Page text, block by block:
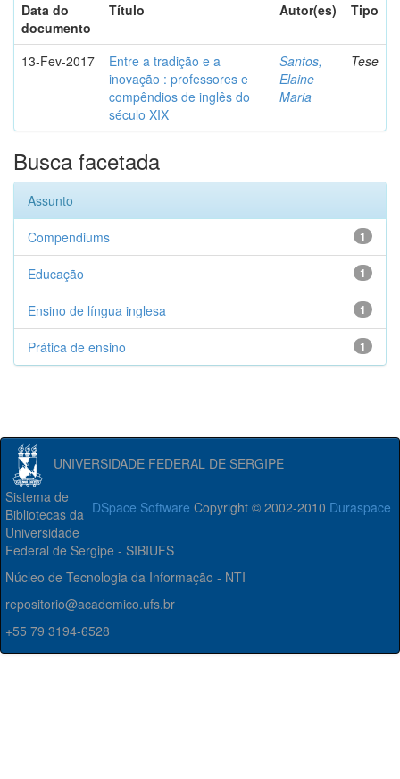
Data do
documento
Título Autor(es) Tipo
13-Fev-2017
Entre a tradição e a
inovação : professores e
compêndios de inglês do
século XIX
Santos,
Elaine
Maria
Tese
Busca facetada
Assunto
1
Compendiums
1
Educação
1
Ensino de língua inglesa
1
Prática de ensino
UNIVERSIDADE FEDERAL DE SERGIPE
DSpace Software Copyright © 2002-2010 Duraspace
Sistema de
Bibliotecas da
Universidade
Federal de Sergipe - SIBIUFS
Núcleo de Tecnologia da Informação - NTI
repositorio@academico.ufs.br
+55 79 3194-6528